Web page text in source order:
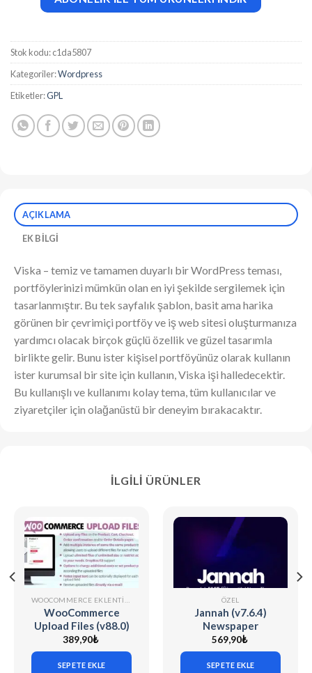
Stok kodu:c1da5807
Kategoriler:Wordpress
Etiketler:GPL
AÇIKLAMA
EK BILGI
Viska – temiz ve tamamen duyarlı bir WordPress teması,
portföylerinizi mümkün olan en iyi şekilde sergilemek için
tasarlanmıştır. Bu tek sayfalık şablon, basit ama harika
görünen bir çevrimiçi portföy ve iş web sitesi oluşturmanıza
yardımcı olacak birçok güçlü özellik ve güzel tasarımla
birlikte gelir. Bunu ister kişisel portföyünüz olarak kullanın
ister kurumsal bir site için kullanın, Viska işi halledecektir.
Bu kullanışlı ve kullanımı kolay tema, tüm kullanıcılar ve
ziyaretçiler için olağanüstü bir deneyim bırakacaktır.
İLGILI ÜRÜNLER
WooCommerce
Upload Files (v88.0)
389,90₺
SEPETE EKLE
ÖZEL
Jannah (v7.6.4)
Newspaper
Magazine News
BuddyPress AMP
569,90₺
SEPETE EKLE